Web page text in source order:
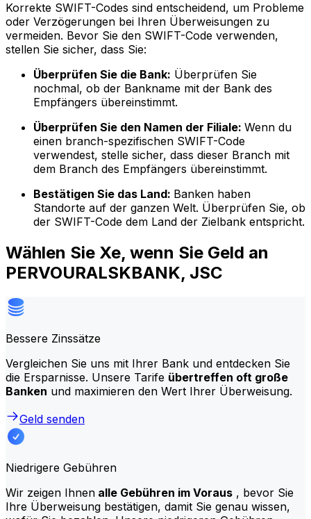
Korrekte SWIFT-Codes sind entscheidend, um Probleme
oder Verzögerungen bei Ihren Überweisungen zu
vermeiden. Bevor Sie den SWIFT-Code verwenden,
stellen Sie sicher, dass Sie:
Überprüfen Sie die Bank: Überprüfen Sie
nochmal, ob der Bankname mit der Bank des
Empfängers übereinstimmt.
Überprüfen Sie den Namen der Filiale: Wenn du
einen branch-spezifischen SWIFT-Code
verwendest, stelle sicher, dass dieser Branch mit
dem Branch des Empfängers übereinstimmt.
Bestätigen Sie das Land: Banken haben
Standorte auf der ganzen Welt. Überprüfen Sie, ob
der SWIFT-Code dem Land der Zielbank entspricht.
Wählen Sie Xe, wenn Sie Geld an
PERVOURALSKBANK, JSC
Bessere Zinssätze
Vergleichen Sie uns mit Ihrer Bank und entdecken Sie
die Ersparnisse. Unsere Tarife übertreffen oft große
Banken und maximieren den Wert Ihrer Überweisung.
Geld senden
Niedrigere Gebühren
Wir zeigen Ihnen alle Gebühren im Voraus , bevor Sie
Ihre Überweisung bestätigen, damit Sie genau wissen,